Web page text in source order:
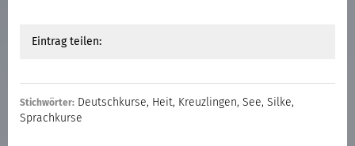
Eintrag teilen:
Stichwörter: Deutschkurse, Heit, Kreuzlingen, See, Silke,
Sprachkurse